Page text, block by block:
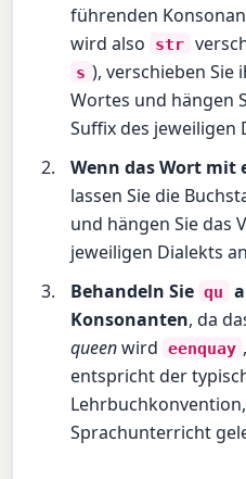
führenden
wird also
str
s ), verschieben Sie
Wortes und hängen
Suffix des jeweiligen
Wenn das Wort mit
lassen Sie die
und hängen Sie das
jeweiligen Dialekts
Behandeln Sie qu
Konsonanten, da
queenwird eenquay
entspricht der
Sprachunterricht